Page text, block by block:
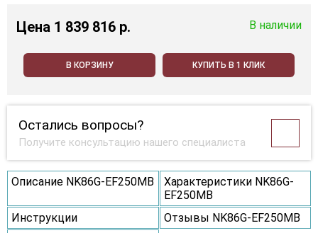
Цена 1 839 816 p. В наличии
В КОРЗИНУ КУПИТЬ В 1 КЛИК
Остались вопросы?
Получите консультацию нашего специалиста
Описание NK86G-EF250MB
Характеристики NK86G-
EF250MB
Инструкции
Отзывы NK86G-EF250MB